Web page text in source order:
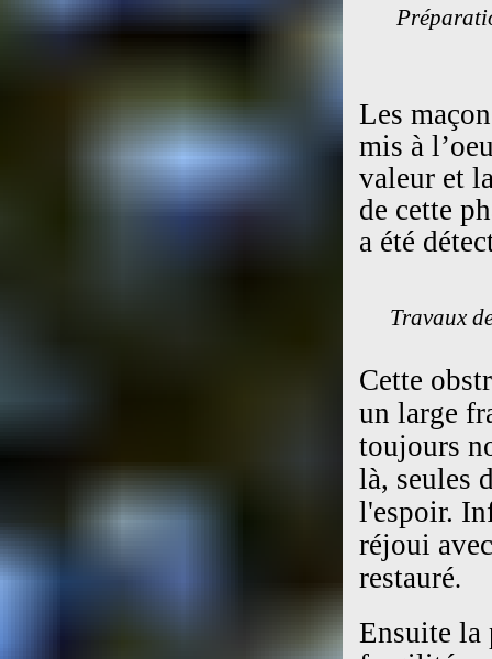
Les
mis à
valeur et
de cette
a été
Travaux
Cette
un large
toujours
là, seules
l'espoir.
réjoui
restauré.
Ensuite la